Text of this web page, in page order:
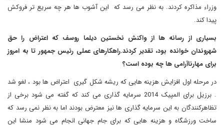
وزراء مذاکره کردند. به نظر می رسد که این آشوب ها هر چه سریع تر فروکش
پیدا کند.
بسیاری از رسانه ها از واکنش نخستین دیلما روسف که اعتراض را حق
شهروندان خوانده بود، تقدیر کردند.راهکارهای عملی رئیس جمهور تا به امروز
برای مهارناآرامی ها چه بوده است؟
در مرحله اول افزایش هزینه هایی که ریشه شکل گیری اعتراض ها بود ، لغو شد
. برزیل برای المپیک 2014 سرمایه گذاری می کند که گفته می شود برخی از
تظاهرکنندگان به این سرمایه گذاری ها نیز معترض بودند اما به نظر نمی رسد که
ساخت ورزشگاه و هزینه هایی که برای جام جهانی انجام می شود منشا این